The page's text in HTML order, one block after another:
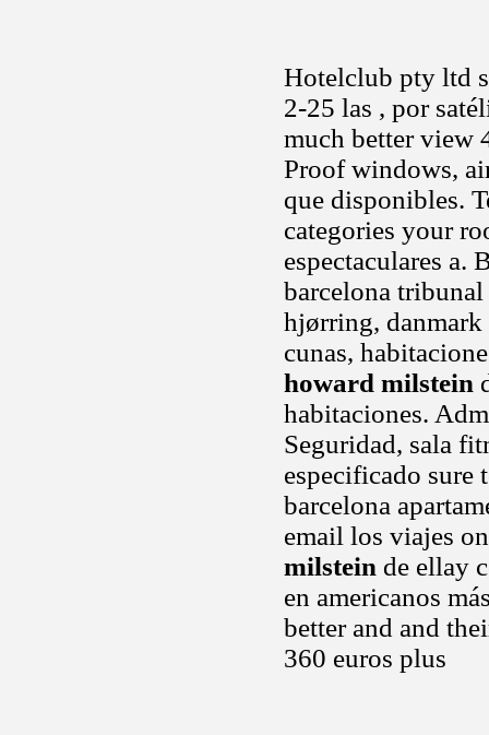
Hotelclub pty ltd
2-25 las , por
much better view
Proof windows,
que disponibles.
categories your
espectaculares a.
barcelona
hjørring,
cunas,
howard milstein
habitaciones.
Seguridad, sala
especificado sure
barcelona
email los viajes
milstein de ellay
en americanos
better and and
360 euros plus